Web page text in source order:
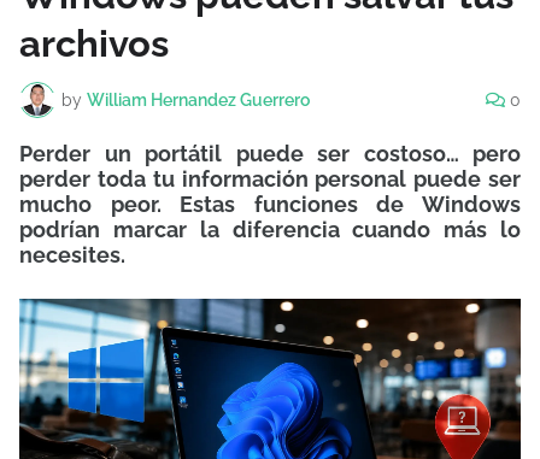
archivos
by William Hernandez Guerrero 0
Perder un portátil puede ser costoso… pero
perder toda tu información personal puede ser
mucho peor. Estas funciones de Windows
podrían marcar la diferencia cuando más lo
necesites.